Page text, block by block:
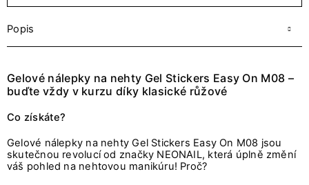
Popis
Gelové nálepky na nehty Gel Stickers Easy On M08 –
buďte vždy v kurzu díky klasické růžové
Co získáte?
Gelové nálepky na nehty Gel Stickers Easy On M08 jsou
skutečnou revolucí od značky NEONAIL, která úplně změní
váš pohled na nehtovou manikúru! Proč?